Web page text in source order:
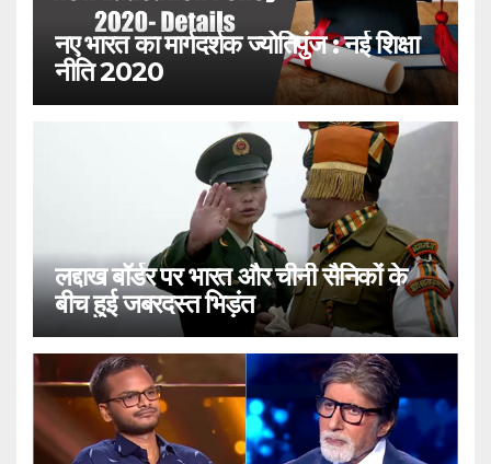
नए भारत का मार्गदर्शक ज्योतिपुंज : नई शिक्षा
नीति 2020
लद्दाख बॉर्डर पर भारत और चीनी सैनिकों के
बीच हुई जबरदस्त भिड़ंत